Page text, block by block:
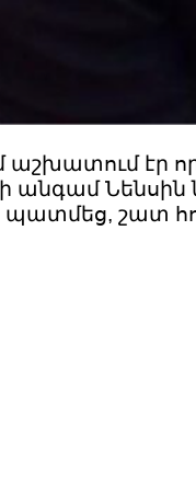
աշխատում
անգամ Նենսին
պատմեց, շատ